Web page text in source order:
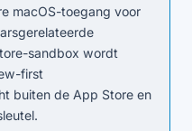
macOS-toegang voor
sandbox wordt
first
buiten de App Store en